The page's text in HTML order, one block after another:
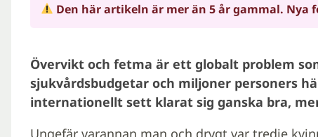
Den här artikeln är mer än 5 år gammal.
Övervikt och fetma är ett globalt problem
sjukvårdsbudgetar och miljoner personers
internationellt sett klarat sig ganska bra,
Ungefär varannan man och drygt var tredje